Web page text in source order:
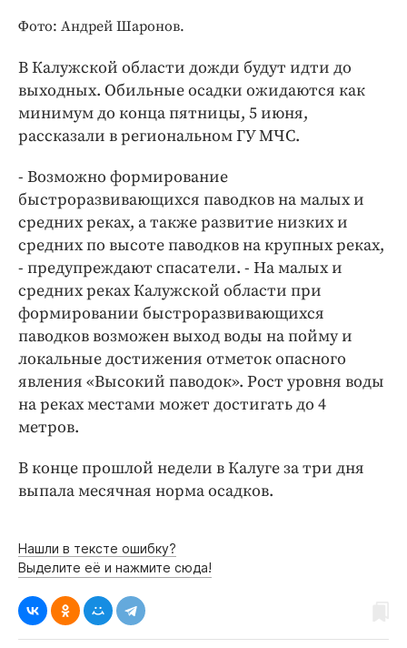
Блоги
Медиаперсона
Интересное чтиво
Клиника года
Работодатель года
Фото: Андрей Шаронов.
В Калужской области дожди будут идти до
выходных. Обильные осадки ожидаются как
минимум до конца пятницы, 5 июня,
рассказали в региональном ГУ МЧС.
- Возможно формирование
быстроразвивающихся паводков на малых и
средних реках, а также развитие низких и
средних по высоте паводков на крупных реках,
- предупреждают спасатели. - На малых и
средних реках Калужской области при
формировании быстроразвивающихся
паводков возможен выход воды на пойму и
локальные достижения отметок опасного
явления «Высокий паводок». Рост уровня воды
на реках местами может достигать до 4
метров.
В конце прошлой недели в Калуге за три дня
выпала месячная норма осадков.
Нашли в тексте ошибку?
Выделите её и нажмите сюда!